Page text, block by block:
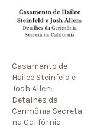
Casamento de
Hailee Steinfeld e
Josh Allen:
Detalhes da
Cerimônia Secreta
na Califórnia